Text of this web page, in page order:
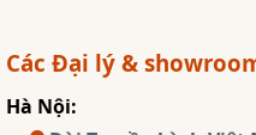
Các Đại lý &
Hà Nội: